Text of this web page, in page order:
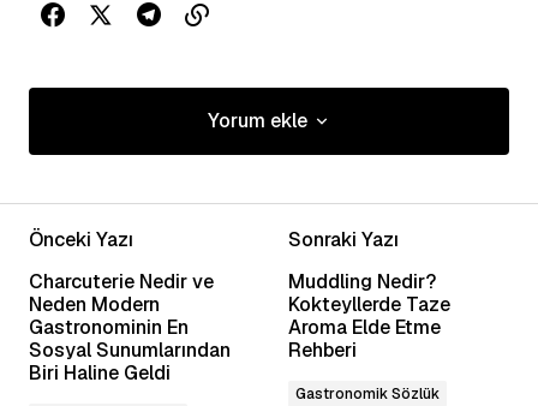
Yorum ekle
Yorum ekle
E-posta adresiniz yayınlanmayacak. Gerekli
alanlar* ile işaretlenmişlerdir
Yorum*
Önceki Yazı
Charcuterie Nedir ve
Neden Modern
Gastronominin En
Sosyal Sunumlarından
Biri Haline Geldi
Sonraki Yazı
Muddling Nedir?
Kokteyllerde Taze
Aroma Elde Etme
Rehberi
Gastronomik Sözlük